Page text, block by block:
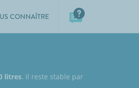
CONNAÎTRE
litres. Il reste stable par